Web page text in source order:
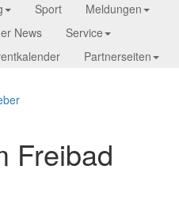
Sport
Meldungen
News
Service
Partnerseiten
Freibad